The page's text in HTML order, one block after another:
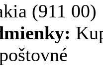
(911 00)